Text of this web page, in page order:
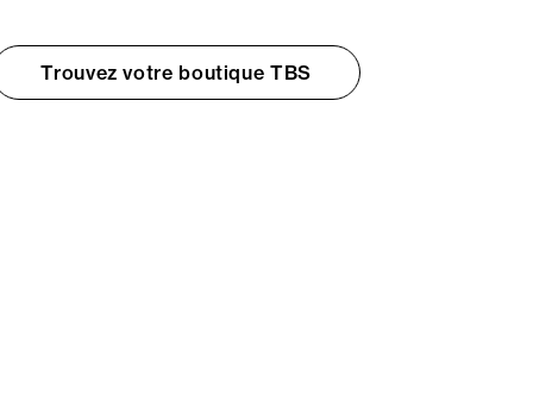
Trouvez votre boutique TBS